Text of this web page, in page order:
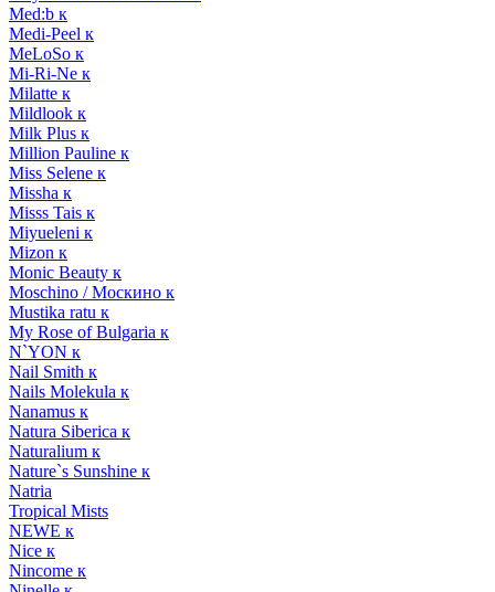
Med:b к
Medi-Peel к
MeLoSo к
Mi-Ri-Ne к
Milatte к
Mildlook к
Milk Plus к
Million Pauline к
Miss Selene к
Missha к
Misss Tais к
Miyueleni к
Mizon к
Monic Beauty к
Moschino / Москино к
Mustika ratu к
My Rose of Bulgaria к
N`YON к
Nail Smith к
Nails Molekula к
Nanamus к
Natura Siberica к
Naturalium к
Nature`s Sunshine к
Natria
Tropical Mists
NEWE к
Nice к
Nincome к